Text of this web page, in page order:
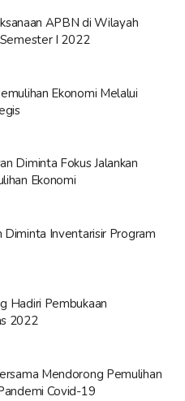
APBN di Wilayah
I 2022
Ekonomi Melalui
Diminta Fokus Jalankan
Ekonomi
Inventarisir Program
Hadiri Pembukaan
2022
Mendorong Pemulihan
Covid-19